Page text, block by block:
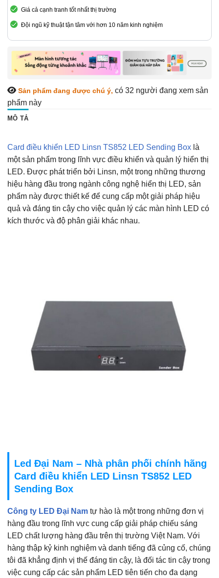
Giá cả cạnh tranh tốt nhất thị trường
Đội ngũ kỹ thuật tận tâm với hơn 10 năm kinh nghiệm
Sản phẩm đang được chú ý, có 32 người đang xem sản
phẩm này
MÔ TẢ
Card điều khiển LED Linsn TS852 LED Sending Box là
một sản phẩm trong lĩnh vực điều khiển và quản lý hiển thị
LED. Được phát triển bởi Linsn, một trong những thương
hiệu hàng đầu trong ngành công nghệ hiển thị LED, sản
phẩm này được thiết kế để cung cấp một giải pháp hiệu
quả và đáng tin cậy cho việc quản lý các màn hình LED có
kích thước và độ phân giải khác nhau.
Led Đại Nam – Nhà phân phối chính hãng
Card điều khiển LED Linsn TS852 LED
Sending Box
Công ty LED Đại Nam tự hào là một trong những đơn vị
hàng đầu trong lĩnh vực cung cấp giải pháp chiếu sáng
LED chất lượng hàng đầu trên thị trường Việt Nam. Với
hàng thập kỷ kinh nghiệm và danh tiếng đã củng cố, chúng
tôi đã khẳng định vị thế đáng tin cậy, là đối tác tin cậy trong
việc cung cấp các sản phẩm LED tiên tiến cho đa dạng